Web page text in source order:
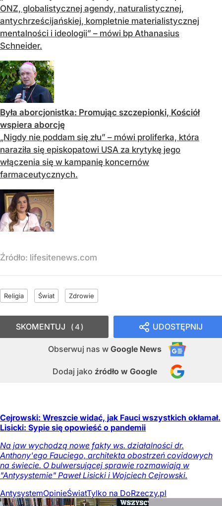
ONZ, globalistycznej agendy, naturalistycznej,
antychrześcijańskiej, kompletnie materialistycznej
mentalności i ideologii” – mówi bp Athanasius
Schneider.
Była aborcjonistka: Promując szczepionki, Kościół
wspiera aborcję
„Nigdy nie poddam się złu” – mówi proliferka, która
naraziła się episkopatowi USA za krytykę jego
włączenia się w kampanię koncernów
farmaceutycznych.
Źródło: lifesitenews.com
Religia Świat Zdrowie
UDOSTĘPNIJ
Obserwuj nas w Google News
Dodaj jako źródło w Google
SKOMENTUJ 4
Cejrowski: Wreszcie widać, jak Fauci wszystkich okłamał.
Lisicki: Sypie się opowieść o pandemii
Na jaw wychodzą nowe fakty ws. działalności dr.
Anthony'ego Fauciego, architekta obostrzeń covidowych
na świecie. O bulwersującej sprawie rozmawiają w
"Antysystemie" Paweł Lisicki i Wojciech Cejrowski.
AntysystemOpinieŚwiatTylko na DoRzeczy.pl